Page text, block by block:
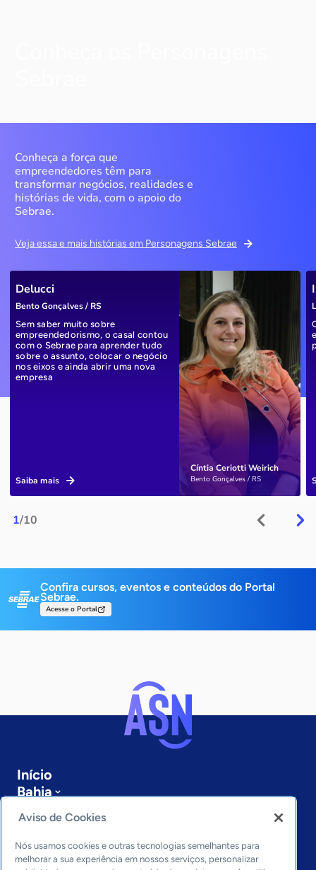
Conheça a força que
empreendedores têm para
transformar negócios, realidades e
histórias de vida, com o apoio do
Sebrae.
Veja essa e mais histórias em Personagens Sebrae
1/10
Cíntia Ceriotti Weirich
Bento Gonçalves / RS
Delucci
Bento Gonçalves / RS
Sem saber muito sobre
empreendedorismo, o casal contou
com o Sebrae para aprender tudo
sobre o assunto, colocar o negócio
nos eixos e ainda abrir uma nova
empresa
Saiba mais
Confira cursos, eventos e conteúdos do Portal
Sebrae.
Acesse o Portal
Início
Bahia
Sobre a ASN
Últimas notícias
Entre em contato
Editorias
Aviso de Cookies
Nós usamos cookies e outras tecnologias semelhantes para
melhorar a sua experiência em nossos serviços, personalizar